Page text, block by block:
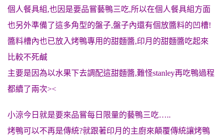
個人餐具組,也因是要品嘗藝鴨三吃,所以在個人餐具組方面
也另外準備了這多角型的盤子,盤子內還有個放醬料的凹槽!
醬料槽內也已放入烤鴨專用的甜麵醬,印月的甜麵醬吃起來
比較不死鹹
主要是因為以水果下去調配這甜麵醬,難怪stanley再吃鴨過程
都續了兩次><
小涼今日就是要來品嘗每日限量的藝鴨三吃…..
烤鴨可以不再是傳統?就跟著印月的主廚來顛覆傳統讓烤鴨